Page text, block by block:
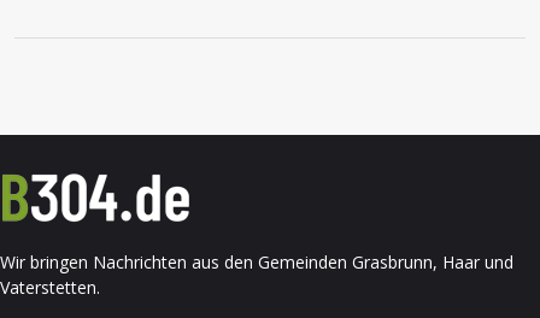
Wir bringen Nachrichten aus den Gemeinden Grasbrunn, Haar und
Vaterstetten.